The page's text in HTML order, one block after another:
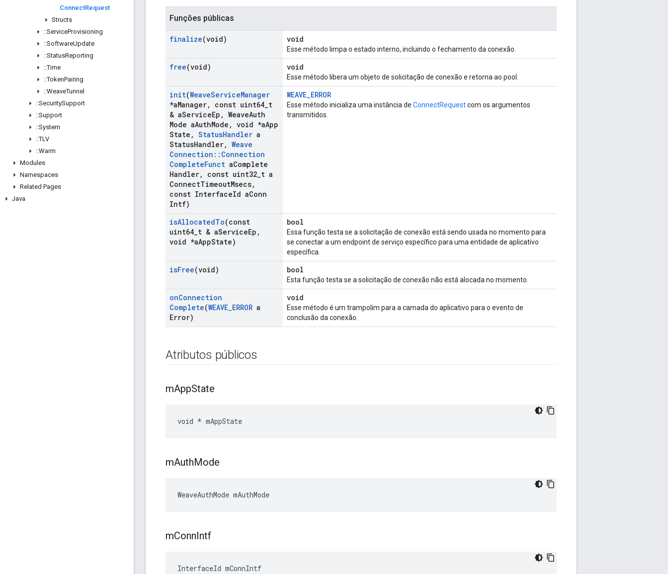
ConnectRequest
Structs
::ServiceProvisioning
::SoftwareUpdate
::StatusReporting
::Time
::TokenPairing
::WeaveTunnel
::SecuritySupport
::Support
::System
::TLV
::Warm
Modules
Namespaces
Related Pages
Java
Funções públicas
finalize(void) void
Esse método limpa o estado interno, incluindo o fechamento da conexão.
free(void) void
Esse método libera um objeto de solicitação de conexão e retorna ao pool.
init(WeaveServiceManager
*aManager, const uint64 t
& aServiceEp , WeaveAuth
Mode aAuthMode , void *aApp
State , StatusHandler a
StatusHandler, Weave
Connection :: Connection
CompleteFunct aComplete
Handler, const uint32 t a
ConnectTimeoutMsecs,
const InterfaceId aConn
Intf)
WEAVE_ERROR
Esse método inicializa uma instância de ConnectRequestcom os argumentos
transmitidos.
isAllocatedTo(const
uint64 t & aServiceEp ,
void *aAppState)
bool
Essa função testa se a solicitação de conexão está sendo usada no momento para
se conectar a um endpoint de serviço específico para uma entidade de aplicativo
específica.
isFree(void) bool
Esta função testa se a solicitação de conexão não está alocada no momento.
onConnection
Complete(WEAVE_ERROR a
Error)
void
Esse método é um trampolim para a camada do aplicativo para o evento de
conclusão da conexão.
Atributos públicos
mAppState
void * mAppState
mAuthMode
WeaveAuthMode mAuthMode
mConnIntf
InterfaceId mConnIntf